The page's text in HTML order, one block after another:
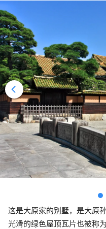
这是大原家的别墅，是大原
光滑的绿色屋顶瓦片也被